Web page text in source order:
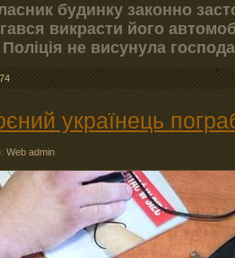
будинку законно
викрасти його
Поліція не висунула
українець
Web admin